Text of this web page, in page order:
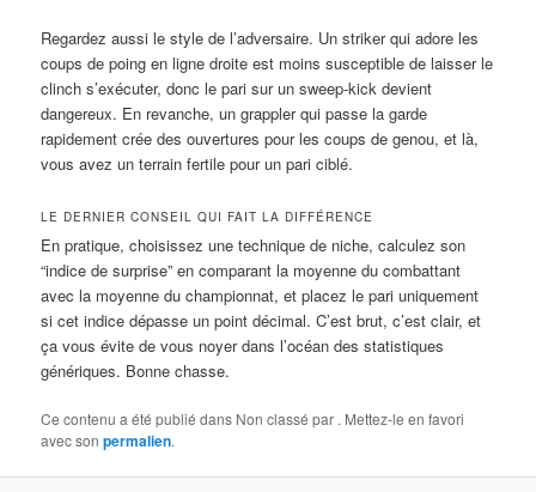
Regardez aussi le style de l’adversaire. Un striker qui adore les
coups de poing en ligne droite est moins susceptible de laisser le
clinch s’exécuter, donc le pari sur un sweep‑kick devient
dangereux. En revanche, un grappler qui passe la garde
rapidement crée des ouvertures pour les coups de genou, et là,
vous avez un terrain fertile pour un pari ciblé.
LE DERNIER CONSEIL QUI FAIT LA DIFFÉRENCE
En pratique, choisissez une technique de niche, calculez son
“indice de surprise” en comparant la moyenne du combattant
avec la moyenne du championnat, et placez le pari uniquement
si cet indice dépasse un point décimal. C’est brut, c’est clair, et
ça vous évite de vous noyer dans l’océan des statistiques
génériques. Bonne chasse.
Ce contenu a été publié dans Non classé par . Mettez-le en favori
avec sonpermalien.